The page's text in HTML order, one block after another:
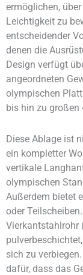
ermöglichen,
Leichtigkeit zu
entscheidender
denen die
Design verfügt
angeordneten
olympischen
bis hin zu großen
Diese Ablage ist
ein kompletter
vertikale
olympischen
Außerdem bietet
oder
Vierkantstahlrohr
sich zu
dafür, dass das